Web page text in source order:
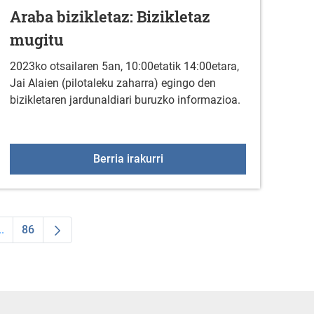
bilketa-maiztasuna
Araba bizikletaz: Bizikletaz
mugitu
2023ko otsailaren 5an, 10:00etatik 14:00etara,
Jai Alaien (pilotaleku zaharra) egingo den
bizikletaren jardunaldiari buruzko informazioa.
Berria irakurriAraba bizikletaz: Bizikletaz
to navigate.
Intermediate Pages Use TAB to navigate.
Orrialdea
86